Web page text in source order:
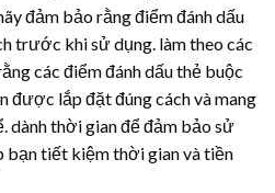
đảm bảo rằng điểm đánh dấu
trước khi sử dụng. làm theo các
các điểm đánh dấu thẻ buộc
được lắp đặt đúng cách và mang
dành thời gian để đảm bảo sử
bạn tiết kiệm thời gian và tiền